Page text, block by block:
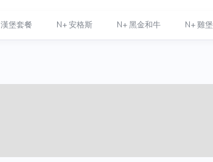
漢堡套餐 N+ 安格斯 N+ 黑金和牛 N+ 雞堡